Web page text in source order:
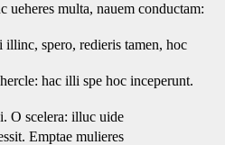
ueheres multa, nauem conductam:
spero, redieris tamen, hoc
hac illi spe hoc inceperunt.
O scelera: illuc uide
Emptae mulieres